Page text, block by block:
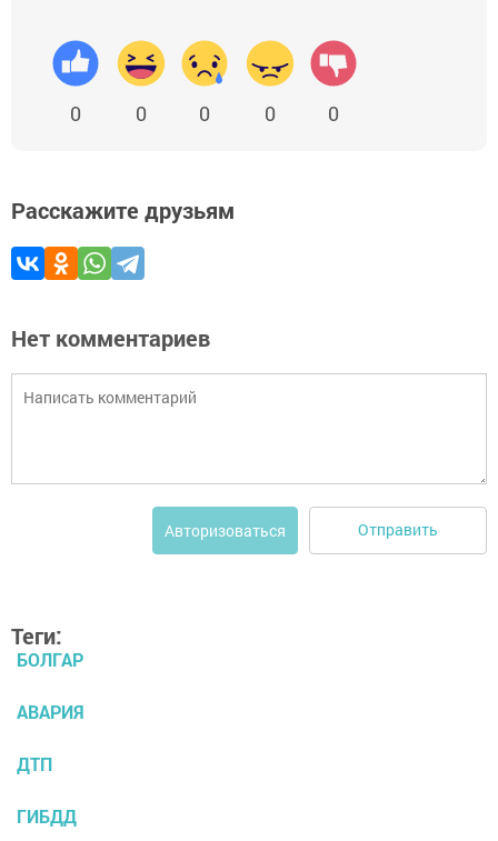
0 0 0 0 0
Расскажите друзьям
Нет комментариев
Авторизоваться Отправить
Теги:
БОЛГАР
АВАРИЯ
ДТП
ГИБДД